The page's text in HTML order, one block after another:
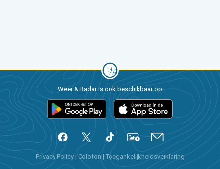
Weer & Radar is ook beschikbaar op
Privacy Policy |Colofon | Toegankelijkheidsverklaring